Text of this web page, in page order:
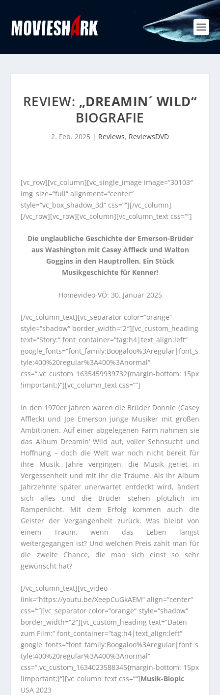
REVIEW: „DREAMIN´ WILD“
BIOGRAFIE
2. Feb. 2025 | Reviews, ReviewsDVD
[vc_row][vc_column][vc_single_image image=“30103″
img_size=“full“ alignment=“center“
style=“vc_box_shadow_3d“ css=““][/vc_column]
[/vc_row][vc_row][vc_column][vc_column_text css=““]
Die unglaubliche Geschichte der Emerson-Brüder
aus Washington mit Casey Affleck und Walton
Goggins in den Hauptrollen. Ein Stück
Musikgeschichte für Kenner!
Homevideo-VÖ: 30. Januar 2025
[/vc_column_text][vc_separator color=“orange“
style=“shadow“ border_width=“2″][vc_custom_heading
text=“Story:“ font_container=“tag:h4|text_align:left“
google_fonts=“font_family:Boogaloo%3Aregular|font_s
tyle:400%20regular%3A400%3Anormal“
css=“.vc_custom_1635459939732{margin-bottom: 15px
!important;}“][vc_column_text css=““]
In den 1970er Jahren waren die Brüder Donnie (Casey
Affleck) und Joe Emerson junge Musiker mit großen
Ambitionen. Auf einer abgelegenen Farm nahmen sie
das Album Dreamin‘ Wild auf, voller Sehnsucht und
Hoffnung – doch die Welt war noch nicht bereit für
ihre Musik. Jahre vergingen, die Musik geriet in
Vergessenheit und mit ihr die Träume. Als ihr Album
Jahrzehnte später unerwartet entdeckt wird, ändert
sich alles und die Brüder stehen plötzlich im
Rampenlicht. Mit dem Erfolg kommen auch die
Geister der Vergangenheit zurück. Was bleibt von
einem Traum, wenn das Leben längst
weitergegangen ist? Und welchen Preis zahlt man für
die zweite Chance, die man sich einst so sehr
gewünscht hat?
[/vc_column_text][vc_video
link=“https://youtu.be/XeepCuGkAEM“ align=“center“
css=““][vc_separator color=“orange“ style=“shadow“
border_width=“2″][vc_custom_heading text=“Daten
zum Film:“ font_container=“tag:h4|text_align:left“
google_fonts=“font_family:Boogaloo%3Aregular|font_s
tyle:400%20regular%3A400%3Anormal“
css=“.vc_custom_1634023588345{margin-bottom: 15px
!important;}“][vc_column_text css=““]Musik-Biopic
USA 2023